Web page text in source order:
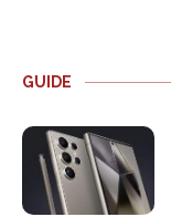
GUIDE